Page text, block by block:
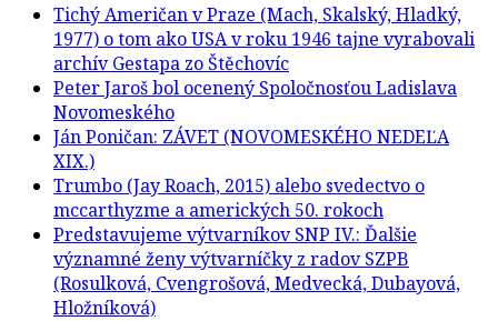
Tichý Američan v Praze (Mach, Skalský, Hladký,
1977) o tom ako USA v roku 1946 tajne vyrabovali
archív Gestapa zo Štěchovíc
Peter Jaroš bol ocenený Spoločnosťou Ladislava
Novomeského
Ján Poničan: ZÁVET (NOVOMESKÉHO NEDEĽA
XIX.)
Trumbo (Jay Roach, 2015) alebo svedectvo o
mccarthyzme a amerických 50. rokoch
Predstavujeme výtvarníkov SNP IV.: Ďalšie
významné ženy výtvarníčky z radov SZPB
(Rosulková, Cvengrošová, Medvecká, Dubayová,
Hložníková)